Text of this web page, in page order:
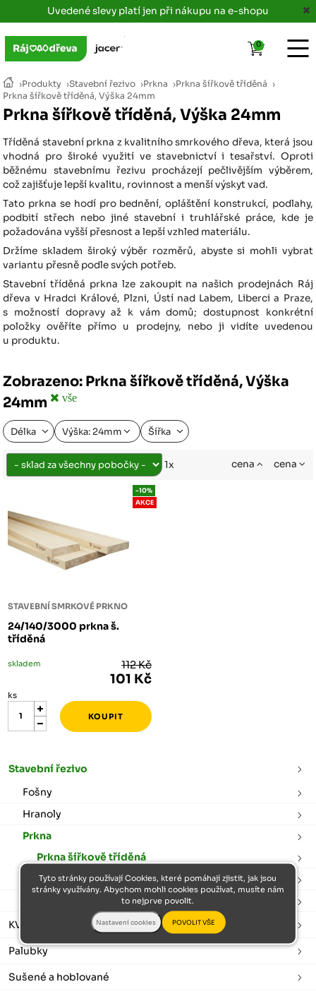
Uvedené slevy platí jen při nákupu na e-shopu
›Produkty ›Stavební řezivo ›Prkna ›Prkna šířkově tříděná ›
Prkna šířkově tříděná, Výška 24mm
Prkna šířkově tříděná, Výška 24mm
Tříděná stavební prkna z kvalitního smrkového dřeva, která jsou
vhodná pro široké využití ve stavebnictví i tesařství. Oproti
běžnému stavebnímu řezivu procházejí pečlivějším výběrem,
což zajišťuje lepší kvalitu, rovinnost a menší výskyt vad.
Tato prkna se hodí pro bednění, opláštění konstrukcí, podlahy,
podbití střech nebo jiné stavební i truhlářské práce, kde je
požadována vyšší přesnost a lepší vzhled materiálu.
Držíme skladem široký výběr rozměrů, abyste si mohli vybrat
variantu přesně podle svých potřeb.
Stavební tříděná prkna lze zakoupit na našich prodejnách Ráj
dřeva v Hradci Králové, Plzni, Ústí nad Labem, Liberci a Praze,
s možností dopravy až k vám domů; dostupnost konkrétní
položky ověříte přímo u prodejny, nebo ji vidíte uvedenou
u produktu.
Zobrazeno: Prkna šířkově tříděná, Výška
24mm
vše
Délka Výška: 24mm Šířka
1x cena cena
STAVEBNÍ SMRKOVÉ PRKNO
24/140/3000 prkna š.
tříděná
-10%
AKCE
skladem 112 Kč
101 Kč
ks
Stavební řezivo
Fošny
Hranoly
Prkna
Prkna šířkově tříděná
Prkna šířkově netříděná
KVH hranoly
Palubky
Sušené a hoblované
0
Tyto stránky používají Cookies, které pomáhají zjistit, jak jsou
stránky využívány. Abychom mohli cookies používat, musíte nám
to nejprve povolit.